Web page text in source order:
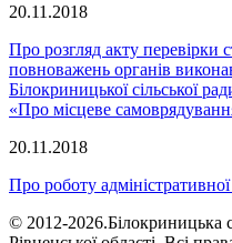
20.11.2018
Про розгляд акту перевірки
повноважень органів
Білокриницької сільської
«Про місцеве
20.11.2018
Про роботу адміністративної
© 2012-2026.Білокриницька